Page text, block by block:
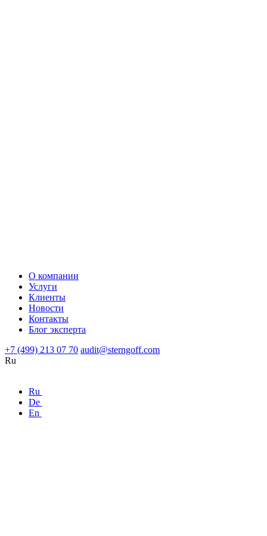
О компании
Услуги
Клиенты
Новости
Контакты
Блог эксперта
+7 (499) 213 07 70 audit@sterngoff.com
Ru
Ru
De
En